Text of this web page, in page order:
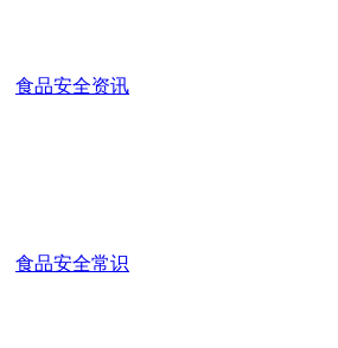
食品安全资讯
食品安全常识